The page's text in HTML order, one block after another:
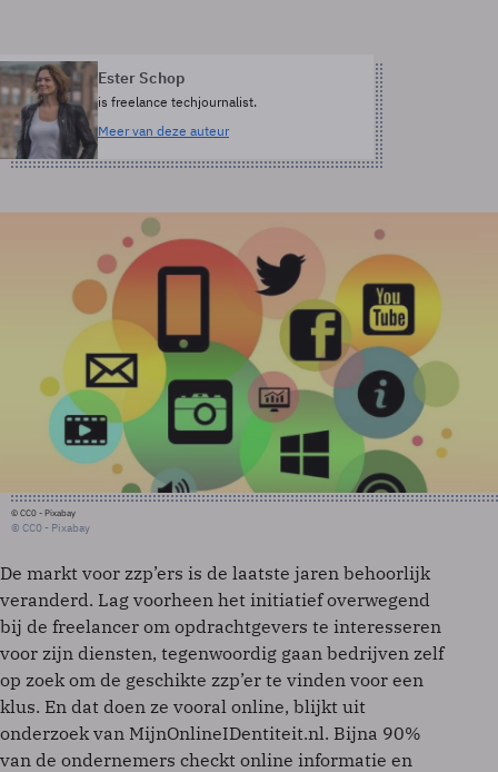
Ester Schop
is freelance techjournalist.
Meer van deze auteur
© CC0 - Pixabay
© CC0 - Pixabay
De markt voor zzp’ers is de laatste jaren behoorlijk
veranderd. Lag voorheen het initiatief overwegend
bij de freelancer om opdrachtgevers te interesseren
voor zijn diensten, tegenwoordig gaan bedrijven zelf
op zoek om de geschikte zzp’er te vinden voor een
klus. En dat doen ze vooral online, blijkt uit
onderzoek van MijnOnlineIDentiteit.nl. Bijna 90%
van de ondernemers checkt online informatie en